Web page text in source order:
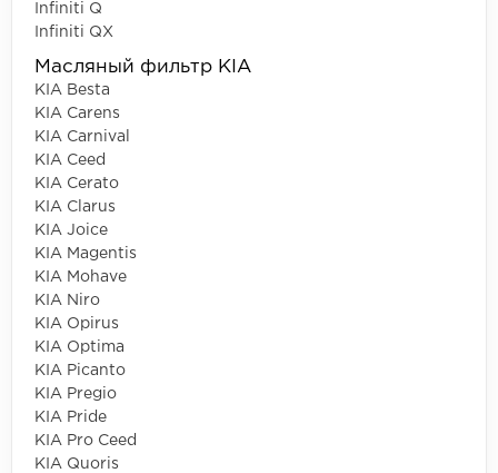
Infiniti Q
Infiniti QX
Масляный фильтр KIA
KIA Besta
KIA Carens
KIA Carnival
KIA Ceed
KIA Cerato
KIA Clarus
KIA Joice
KIA Magentis
KIA Mohave
KIA Niro
KIA Opirus
KIA Optima
KIA Picanto
KIA Pregio
KIA Pride
KIA Pro Ceed
KIA Quoris